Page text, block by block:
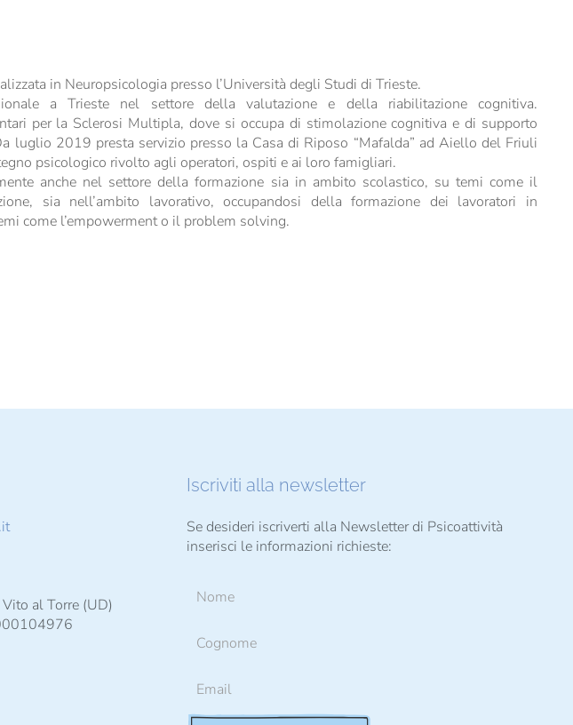
in Neuropsicologia presso l’Università degli Studi di Trieste.
a Trieste nel settore della valutazione e della riabilitazione cognitiva.
per la Sclerosi Multipla, dove si occupa di stimolazione cognitiva e di supporto
luglio 2019 presta servizio presso la Casa di Riposo “Mafalda” ad Aiello del Friuli
psicologico rivolto agli operatori, ospiti e ai loro famigliari.
anche nel settore della formazione sia in ambito scolastico, su temi come il
sia nell’ambito lavorativo, occupandosi della formazione dei lavoratori in
come l’empowerment o il problem solving.
al Torre (UD)
Iscriviti alla newsletter
Se desideri iscriverti alla Newsletter di Psicoattività
inserisci le informazioni richieste: